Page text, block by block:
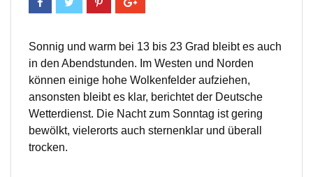
Sonnig und warm bei 13 bis 23 Grad bleibt es auch
in den Abendstunden. Im Westen und Norden
können einige hohe Wolkenfelder aufziehen,
ansonsten bleibt es klar, berichtet der Deutsche
Wetterdienst. Die Nacht zum Sonntag ist gering
bewölkt, vielerorts auch sternenklar und überall
trocken.